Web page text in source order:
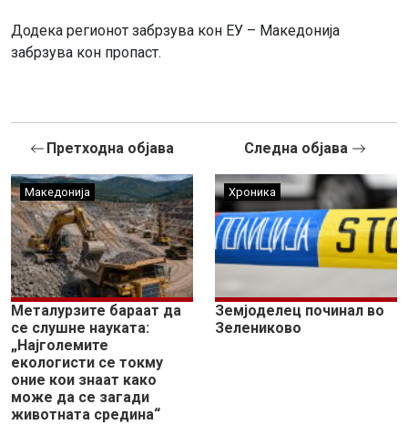
Додека регионот забрзува кон ЕУ – Македонија
забрзува кон пропаст.
Претходна објава
Македонија
Металурзите бараат да
се слушне науката:
„Најголемите
екологисти се токму
оние кои знаат како
може да се загади
животната средина“
Следна објава
Хроника
Земјоделец починал во
Зелениково